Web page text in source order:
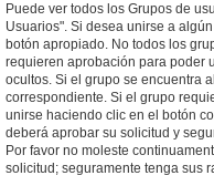
Puede ver todos los Grupos de
Usuarios". Si desea unirse a
botón apropiado. No todos los
requieren aprobación para poder
ocultos. Si el grupo se encuentra
correspondiente. Si el grupo
unirse haciendo clic en el botón
deberá aprobar su solicitud y
Por favor no moleste
solicitud; seguramente tenga sus